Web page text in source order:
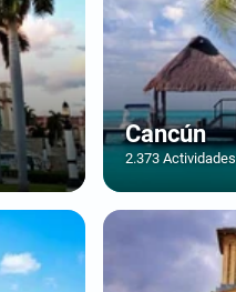
Cancún
2.373 Actividades